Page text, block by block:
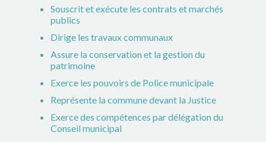
Souscrit et exécute les contrats et marchés
publics
Dirige les travaux communaux
Assure la conservation et la gestion du
patrimoine
Exerce les pouvoirs de Police municipale
Représente la commune devant la Justice
Exerce des compétences par délégation du
Conseil municipal